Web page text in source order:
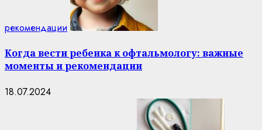
рекомендации
Когда вести ребенка к офтальмологу: важные
моменты и рекомендации
18.07.2024